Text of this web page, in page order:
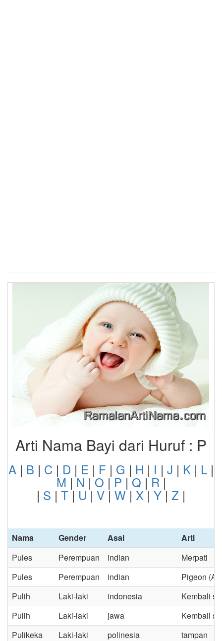
Arti Nama Bayi dari Huruf : P
A | B | C | D | E | F | G | H | I | J | K | L |
M |N |O | P |Q |R|
| S | T| U| V | W| X| Y| Z |
Nama Gender Asal
Arti
Pules
Perempuan indian
Merpati
Pules
Perempuan indian
Pigeon
Pulih
Laki-laki indonesia
Kembali
Pulih
Laki-laki jawa
Kembali
Pulikeka
Laki-laki polinesia
tampan